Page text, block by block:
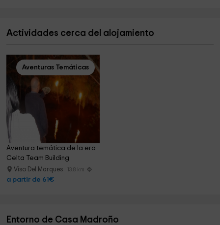
Actividades cerca del alojamiento
Aventuras Temáticas
Aventura temática de la era
Celta Team Building
Viso Del Marques 13.8 km
a partir de 61€
Entorno de Casa Madroño